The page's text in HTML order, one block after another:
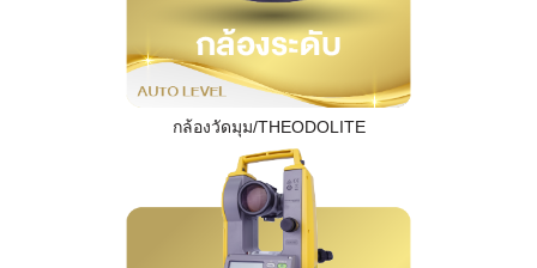
กล้องวัดมุม/THEODOLITE